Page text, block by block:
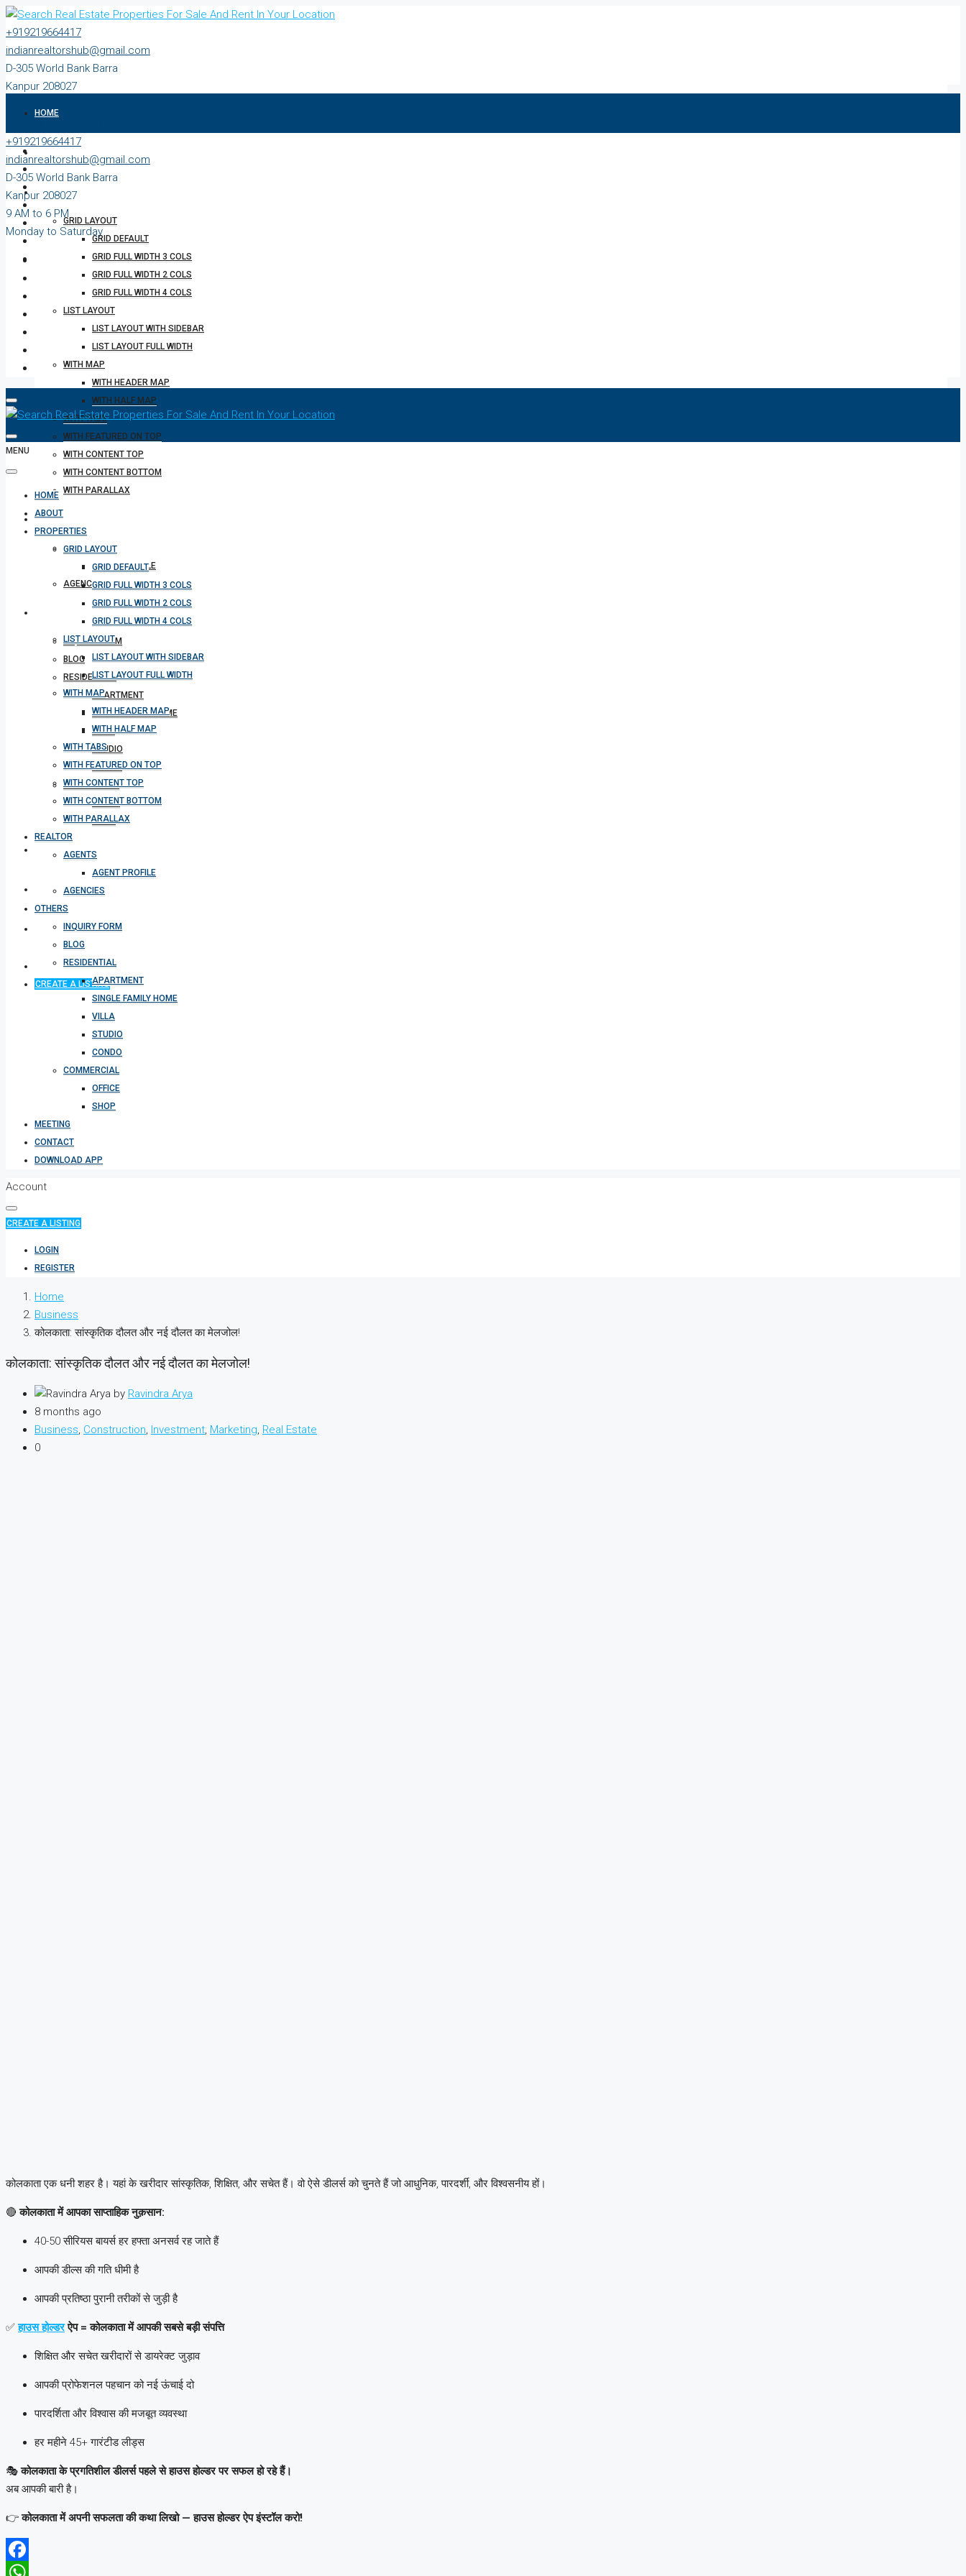
+919219664417
indianrealtorshub@gmail.com
D-305 World Bank Barra
Kanpur 208027
HOME
PROPERTIES
GRID LAYOUT
GRID DEFAULT
GRID FULL WIDTH 3 COLS
GRID FULL WIDTH 2 COLS
GRID FULL WIDTH 4 COLS
LIST LAYOUT
LIST LAYOUT WITH SIDEBAR
LIST LAYOUT FULL WIDTH
WITH MAP
WITH HEADER MAP
WITH HALF MAP
WITH TABS
WITH FEATURED ON TOP
WITH CONTENT TOP
WITH CONTENT BOTTOM
WITH PARALLAX
REALTOR
AGENTS
AGENT PROFILE
AGENCIES
INQUIRY FORM
BLOG
RESIDENTIAL
APARTMENT
SINGLE FAMILY HOME
VILLA
STUDIO
CONDO
COMMERCIAL
OFFICE
SHOP
MEETING
CONTACT
DOWNLOAD APP
CREATE A LISTING
+919219664417
indianrealtorshub@gmail.com
D-305 World Bank Barra
Kanpur 208027
9 AM to 6 PM
Monday to Saturday
MENU
HOME
ABOUT
PROPERTIES
GRID LAYOUT
GRID DEFAULT
GRID FULL WIDTH 3 COLS
GRID FULL WIDTH 2 COLS
GRID FULL WIDTH 4 COLS
LIST LAYOUT
LIST LAYOUT WITH SIDEBAR
LIST LAYOUT FULL WIDTH
WITH MAP
WITH HEADER MAP
WITH HALF MAP
WITH TABS
WITH FEATURED ON TOP
WITH CONTENT TOP
WITH CONTENT BOTTOM
WITH PARALLAX
REALTOR
AGENTS
AGENT PROFILE
AGENCIES
OTHERS
INQUIRY FORM
BLOG
RESIDENTIAL
APARTMENT
SINGLE FAMILY HOME
VILLA
STUDIO
CONDO
COMMERCIAL
OFFICE
SHOP
MEETING
CONTACT
DOWNLOAD APP
Account
CREATE A LISTING
LOGIN
REGISTER
Home
Business
कोलकाता: सांस्कृतिक दौलत और नई दौलत का मेलजोल!
कोलकाता: सांस्कृतिक दौलत और नई दौलत का मेलजोल!
by Ravindra Arya
8 months ago
Business, Construction, Investment, Marketing, Real Estate
0
कोलकाता एक धनी शहर है। यहां के खरीदार सांस्कृतिक, शिक्षित, और सचेत हैं। वो ऐसे डीलर्स को चुनते हैं जो आधुनिक, पारदर्शी, और विश्वसनीय हों।
🔴कोलकाता में आपका साप्ताहिक नुक़सान:
40-50 सीरियस बायर्स हर हफ्ता अनसर्व रह जाते हैं
आपकी डील्स की गति धीमी है
आपकी प्रतिष्ठा पुरानी तरीकों से जुड़ी है
✅हाउस होल्डरऐप = कोलकाता में आपकी सबसे बड़ी संपत्ति
शिक्षित और सचेत खरीदारों से डायरेक्ट जुड़ाव
आपकी प्रोफेशनल पहचान को नई ऊंचाई दो
पारदर्शिता और विश्वास की मजबूत व्यवस्था
हर महीने 45+ गारंटीड लीड्स
🎭कोलकाता के प्रगतिशील डीलर्स पहले से हाउस होल्डर पर सफल हो रहे हैं।
अब आपकी बारी है।
👉कोलकाता में अपनी सफलता की कथा लिखो — हाउस होल्डर ऐप इंस्टॉल करो!
Facebook